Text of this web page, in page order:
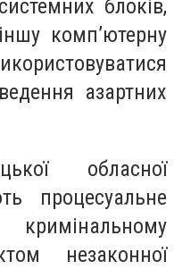
блоків,
комп’ютерну
азартних
обласної
процесуальне
незаконної